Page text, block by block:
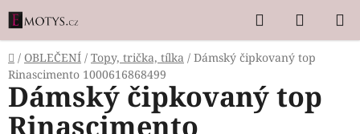
Přejít
na
obsah
Hledat
KOŠÍK
Domů
/ OBLEČENÍ / Topy, trička, tílka / Dámský čipkovaný top
Rinascimento 1000616868499
Dámský čipkovaný top
Rinascimento